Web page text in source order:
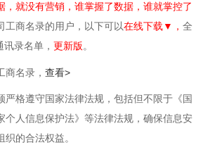
，就没有营销，谁掌握了数据，谁就掌控了
工商名录的用户，以下可以在线下载▼，全
讯录名单，更新版。
商名录，查看>
严格遵守国家法律法规，包括但不限于《国
个人信息保护法》等‌法律法规，确保信息安
的合法权益。